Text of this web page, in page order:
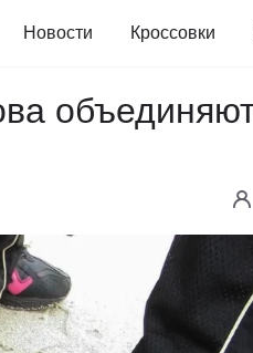
Новости Кроссовки